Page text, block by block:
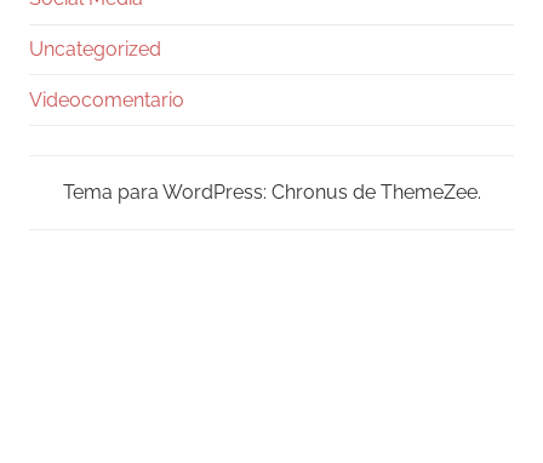
Uncategorized
Videocomentario
Tema para WordPress: Chronus de ThemeZee.